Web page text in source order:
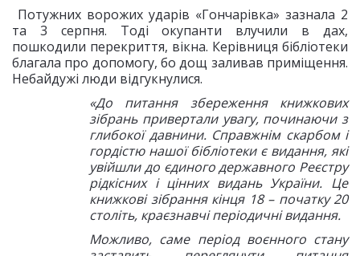
Потужних ворожих ударів «Гончарівка» зазнала 2
та 3 серпня. Тоді окупанти влучили в дах,
пошкодили перекриття, вікна. Керівниця бібліотеки
благала про допомогу, бо дощ заливав приміщення.
Небайдужі люди відгукнулися.
«До питання збереження книжкових
зібрань привертали увагу, починаючи з
глибокої давнини. Справжнім скарбом і
гордістю нашої бібліотеки є видання, які
увійшли до єдиного державного Реєстру
рідкісних і цінних видань України. Це
книжкові зібрання кінця 18 – початку 20
століть, краєзнавчі періодичні видання.
Можливо, саме період воєнного стану